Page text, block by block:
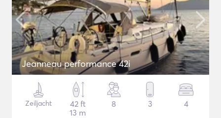
Jeanneau performance 42i
Zeiljacht
42 ft
13 m
8 3 4